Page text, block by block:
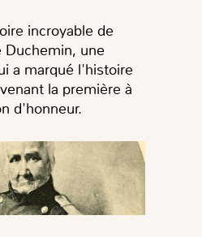
incroyable de
Duchemin, une
a marqué l'histoire
la première à
d'honneur.